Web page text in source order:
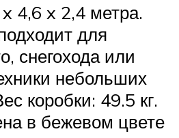
4,6 x 2,4 метра.
для
снегохода или
небольших
коробки: 49.5 кг.
в бежевом цвете